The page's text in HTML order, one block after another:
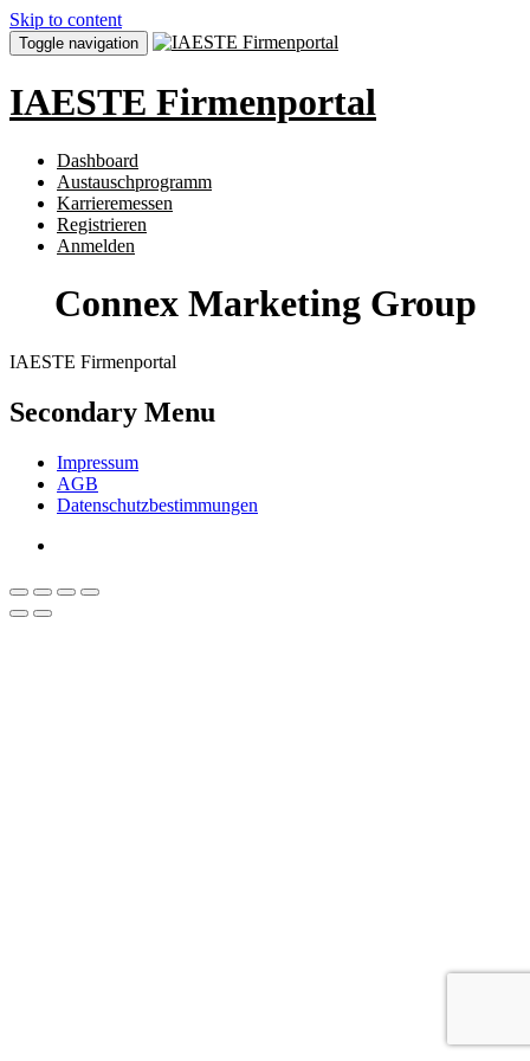
Skip to content
Toggle navigation
IAESTE Firmenportal
Dashboard
Austauschprogramm
Karrieremessen
Registrieren
Anmelden
Connex Marketing Group
IAESTE Firmenportal
Secondary Menu
Impressum
AGB
Datenschutzbestimmungen